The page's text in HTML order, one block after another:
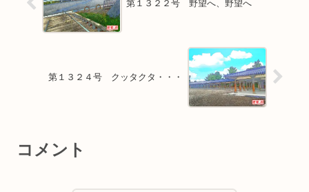
第１３２２号 野望へ、野望へ
第１３２４号 クッタクタ・・・
コメント